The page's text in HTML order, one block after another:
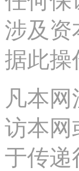
涉及资
据此操
凡本
访本网
于传递